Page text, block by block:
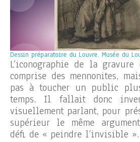
Dessin préparatoire du Louvre. Musée du
L’iconographie de la
comprise des mennonites,
pas à toucher un public
temps. Il fallait donc
visuellement parlant, pour
supérieur le même
défi de « peindre l’invisible ».